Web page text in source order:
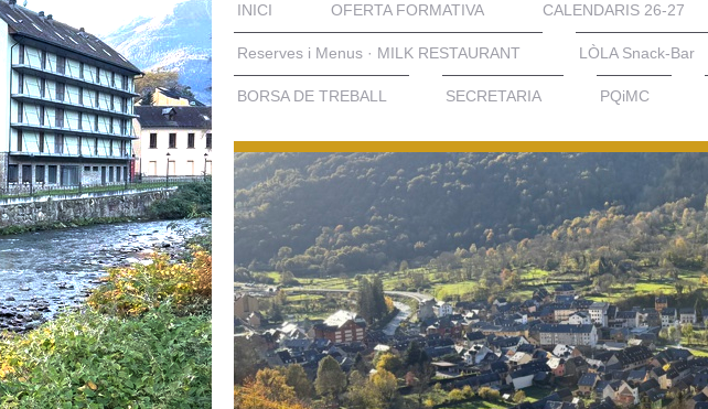
INICI OFERTA FORMATIVA CALENDARIS 26-27
Reserves i Menus · MILK RESTAURANT LÒLA Snack-Bar
BORSA DE TREBALL SECRETARIA PQiMC